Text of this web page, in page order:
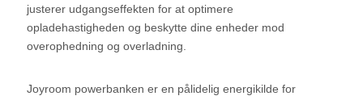
justerer udgangseffekten for at optimere
opladehastigheden og beskytte dine enheder mod
overophedning og overladning.
Joyroom powerbanken er en pålidelig energikilde for